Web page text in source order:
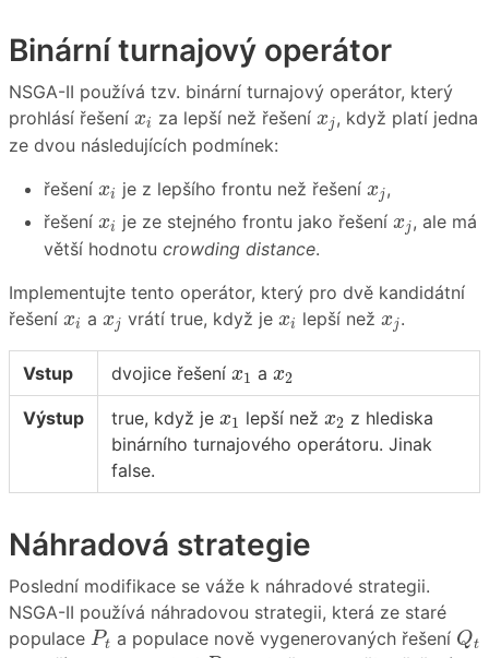
Binární turnajový operátor
NSGA-II používá tzv. binární turnajový operátor, který
prohlásí řešení xi
xi za lepší než řešení xj
xj, když platí jedna
ze dvou následujících podmínek:
řešení xi
xi je z lepšího frontu než řešení xj
xj,
řešení xi
xi je ze stejného frontu jako řešení xj
xj, ale má
větší hodnotu crowding distance.
Implementujte tento operátor, který pro dvě kandidátní
řešení xi
xi a xj
xj vrátí true, když je xi
xi lepší než xj
xj.
Vstup dvojice řešení x1
x1 a x2
x2
Výstup true, když je x1
x1 lepší než x2
x2 z hlediska
binárního turnajového operátoru. Jinak
false.
Náhradová strategie
Poslední modifikace se váže k náhradové strategii.
NSGA-II používá náhradovou strategii, která ze staré
populace Pt
Pt a populace nově vygenerovaných řešení Qt
Qt